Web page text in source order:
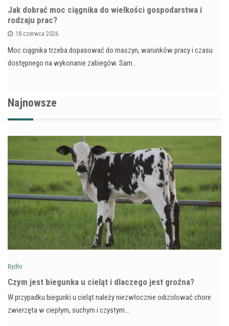
Jak dobrać moc ciągnika do wielkości gospodarstwa i
rodzaju prac?
18 czerwca 2026
Moc ciągnika trzeba dopasować do maszyn, warunków pracy i czasu
dostępnego na wykonanie zabiegów. Sam…
Najnowsze
Bydło
Czym jest biegunka u cieląt i dlaczego jest groźna?
W przypadku biegunki u cieląt należy niezwłocznie odizolować chore
zwierzęta w ciepłym, suchym i czystym…